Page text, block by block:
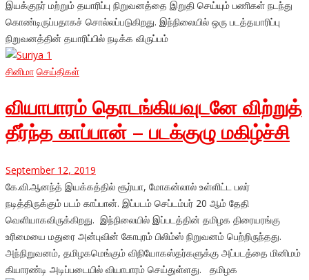
இயக்குநர் மற்றும் தயாரிப்பு நிறுவனத்தை இறுதி செய்யும் பணிகள் நடந்து
கொண்டிருப்பதாகச் சொல்லப்படுகிறது. இந்நிலையில் ஒரு படத்தயாரிப்பு
நிறுவனத்தின் தயாரிப்பில் நடிக்க விருப்பம்
சினிமா செய்திகள்
வியாபாரம் தொடங்கியவுடனே விற்றுத்
தீர்ந்த காப்பான் – படக்குழு மகிழ்ச்சி
September 12, 2019
கே.வி.ஆனந்த் இயக்கத்தில் சூர்யா, மோகன்லால் உள்ளிட்ட பலர்
நடித்திருக்கும் படம் காப்பான். இப்படம் செப்டம்பர் 20 ஆம் தேதி
வெளியாகவிருக்கிறது. இந்நிலையில் இப்படத்தின் தமிழக திரையரங்கு
உரிமையை மதுரை அன்புவின் கோபுரம் பிலிம்ஸ் நிறுவனம் பெற்றிருந்தது.
அந்நிறுவனம், தமிழகமெங்கும் விநியோகஸ்தர்களுக்கு அப்படத்தை மினிமம்
கியாரண்டி அடிப்படையில் வியாபாரம் செய்துள்ளது. தமிழக